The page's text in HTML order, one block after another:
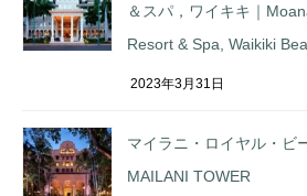
＆スパ，ワイキキ｜
Resort & Spa, Waikiki
2023年3月31日
マイラニ・ロイヤル・ビ
MAILANI TOWER